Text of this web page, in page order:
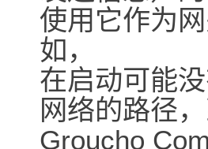
使用它作为
如，
在启动可能
网络的路径
Groucho